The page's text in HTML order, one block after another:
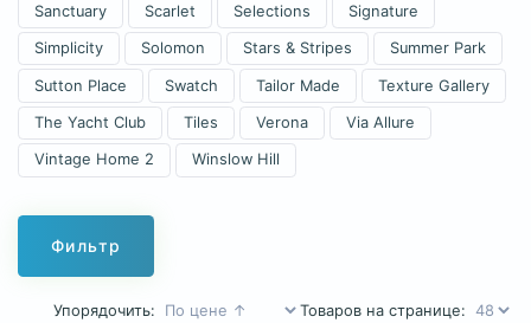
Sanctuary Scarlet Selections Signature
Simplicity Solomon Stars & Stripes Summer Park
Sutton Place Swatch Tailor Made Texture Gallery
The Yacht Club Tiles Verona Via Allure
Vintage Home 2 Winslow Hill
Фильтр
Упорядочить: Товаров на странице: